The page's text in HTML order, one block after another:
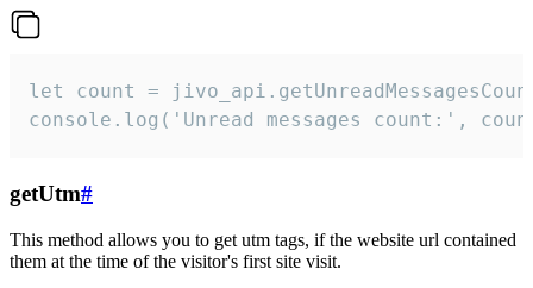
let count =
console.log('Unread messages count:',
getUtm#
This method allows you to get utm tags, if the website url contained
them at the time of the visitor's first site visit.